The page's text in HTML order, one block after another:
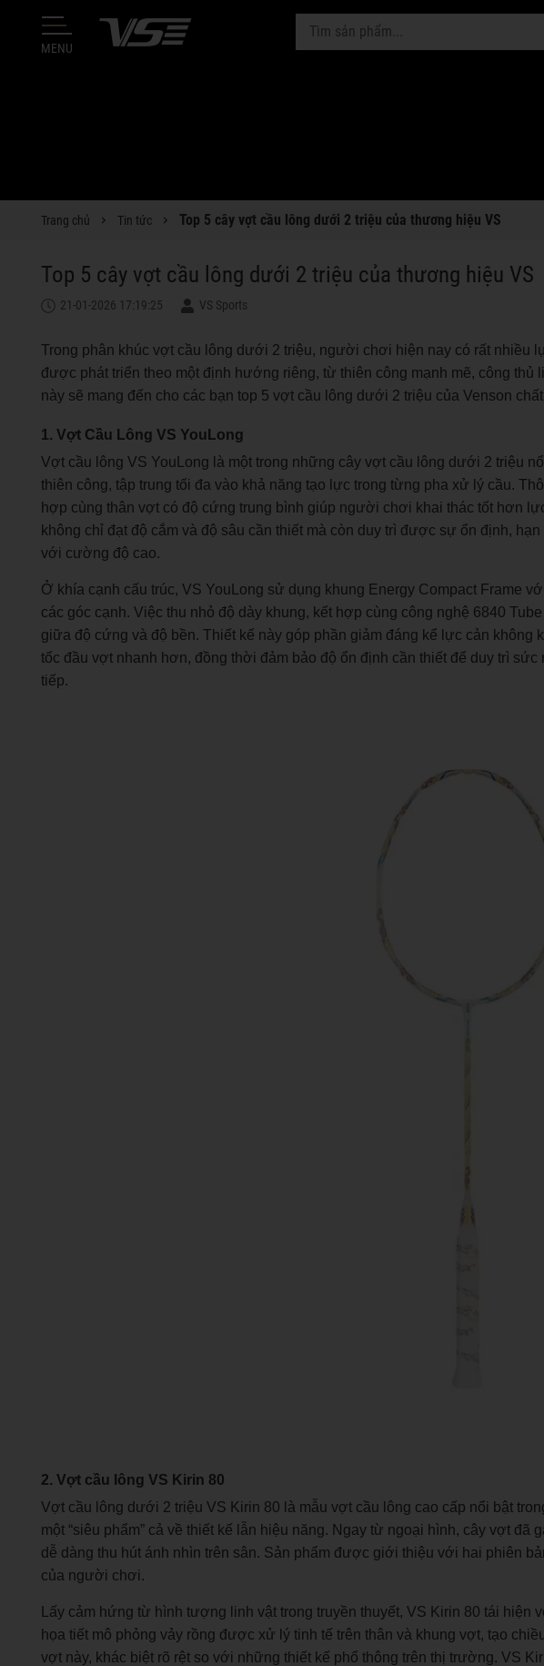
MENU
Trang chủ Tin tức Top 5 cây vợt cầu lông dưới 2 triệu của thương hiệu VS
Top 5 cây vợt cầu lông dưới 2 triệu của thương hiệu VS
21-01-2026 17:19:25 VS Sports
Trong phân khúc vợt cầu lông dưới 2 triệu, người chơi hiện nay có rất nhiều
được phát triển theo một định hướng riêng, từ thiên công mạnh mẽ, công thủ
này sẽ mang đến cho các bạn top 5 vợt cầu lông dưới 2 triệu của Venson
1. Vợt Cầu Lông VS YouLong
Vợt cầu lông VS YouLong là một trong những cây vợt cầu lông dưới 2 triệu
thiên công, tập trung tối đa vào khả năng tạo lực trong từng pha xử lý cầu.
hợp cùng thân vợt có độ cứng trung bình giúp người chơi khai thác tốt hơn
không chỉ đạt độ cắm và độ sâu cần thiết mà còn duy trì được sự ổn định,
với cường độ cao.
Ở khía cạnh cấu trúc, VS YouLong sử dụng khung Energy Compact Frame
các góc cạnh. Việc thu nhỏ độ dày khung, kết hợp cùng công nghệ 6840
giữa độ cứng và độ bền. Thiết kế này góp phần giảm đáng kể lực cản
tốc đầu vợt nhanh hơn, đồng thời đảm bảo độ ổn định cần thiết để duy trì
tiếp.
2. Vợt cầu lông VS Kirin 80
Vợt cầu lông dưới 2 triệu VS Kirin 80 là mẫu vợt cầu lông cao cấp nổi bật
một “siêu phẩm” cả về thiết kế lẫn hiệu năng. Ngay từ ngoại hình, cây vợt
dễ dàng thu hút ánh nhìn trên sân. Sản phẩm được giới thiệu với hai phiên
của người chơi.
Lấy cảm hứng từ hình tượng linh vật trong truyền thuyết, VS Kirin 80 tái hiện
họa tiết mô phỏng vảy rồng được xử lý tinh tế trên thân và khung vợt, tạo
vợt này, khác biệt rõ rệt so với những thiết kế phổ thông trên thị trường. VS